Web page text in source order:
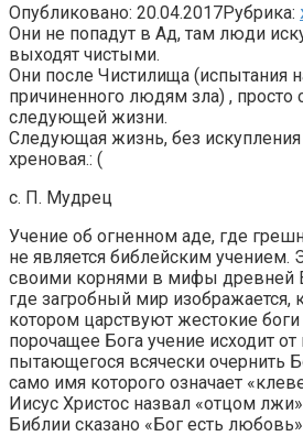
Опубликовано: 20.04.2017Рубрика:
Они не попадут в Ад, там люди
выходят чистыми.
Они после Чистилища (испытания
причиненного людям зла) , просто
следующей жизни.
Следующая жизнь, без искупления
хреновая.: (
с. П. Мудрец
Учение об огненном аде, где
не является библейским учением.
своими корнями в мифы древней
где загробный мир изображается,
котором царствуют жестокие
порочащее Бога учение исходит
пытающегося всячески очернить
само имя которого означает
Иисус Христос назвал «отцом
Библии сказано «Бог есть